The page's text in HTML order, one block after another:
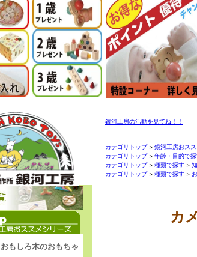
おもしろ木のおもちゃ
銀河工房の活動を見てね！！
カテゴリトップ> 銀河工房おス
カテゴリトップ> 年齢・目的で
カテゴリトップ> 種類で探す >
カテゴリトップ> 種類で探す >
カ